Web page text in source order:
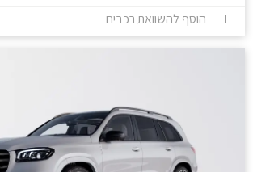
הוסף להשוואת רכבים